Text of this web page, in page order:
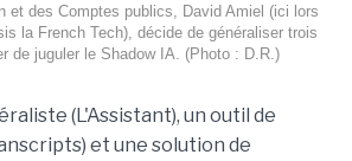
et des Comptes publics, David Amiel (ici lors
la French Tech), décide de généraliser trois
de juguler le Shadow IA. (Photo : D.R.)
(L'Assistant), un outil de
et une solution de